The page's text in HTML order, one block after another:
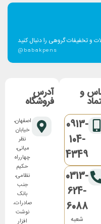
و تخفیفات گروهی را دنبال کنید
@babakpens
و
0913-
104-
4349
0313-
624-
6088
شعبه
آدرس
فروشگاه
اصفهان،
خیابان
نظر
میانی،
چهارراه
حکیم
نظامی،
جنب
بانک
صادرات،
نوشت
افزار